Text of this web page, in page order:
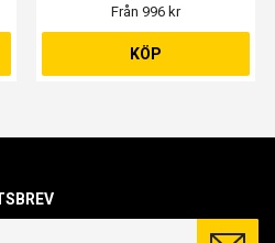
Från 996 kr
KÖP